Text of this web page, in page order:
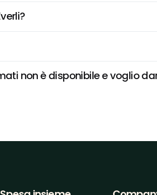
non è disponibile e voglio